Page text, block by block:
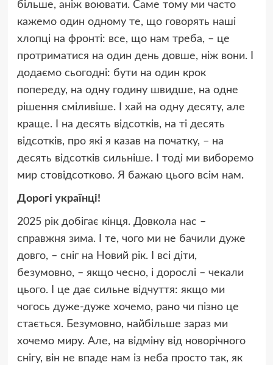
більше, аніж воювати. Саме тому ми часто
кажемо один одному те, що говорять наші
хлопці на фронті: все, що нам треба, – це
протриматися на один день довше, ніж вони. І
додаємо сьогодні: бути на один крок
попереду, на одну годину швидше, на одне
рішення сміливіше. І хай на одну десяту, але
краще. І на десять відсотків, на ті десять
відсотків, про які я казав на початку, – на
десять відсотків сильніше. І тоді ми виборемо
мир стовідсотково. Я бажаю цього всім нам.
Дорогі українці!
2025 рік добігає кінця. Довкола нас –
справжня зима. І те, чого ми не бачили дуже
довго, – сніг на Новий рік. І всі діти,
безумовно, – якщо чесно, і дорослі – чекали
цього. І це дає сильне відчуття: якщо ми
чогось дуже-дуже хочемо, рано чи пізно це
стається. Безумовно, найбільше зараз ми
хочемо миру. Але, на відміну від новорічного
снігу, він не впаде нам із неба просто так, як